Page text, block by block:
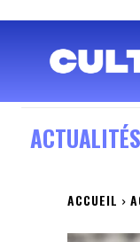
ACTUALITÉS
ACCUEIL